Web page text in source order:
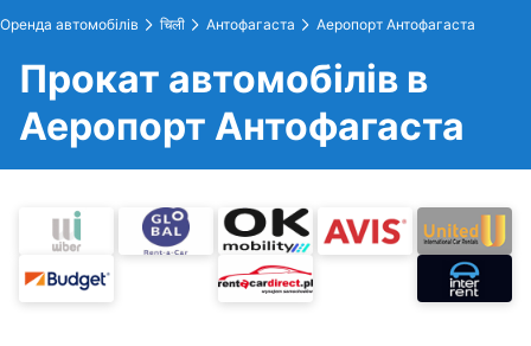
Оренда автомобілів चिली Антофагаста Аеропорт Антофагаста
Прокат автомобілів в
Аеропорт Антофагаста